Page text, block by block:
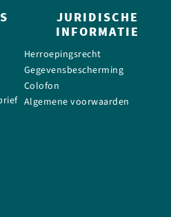
JURIDISCHE
INFORMATIE
Herroepingsrecht
Gegevensbescherming
Colofon
Algemene voorwaarden